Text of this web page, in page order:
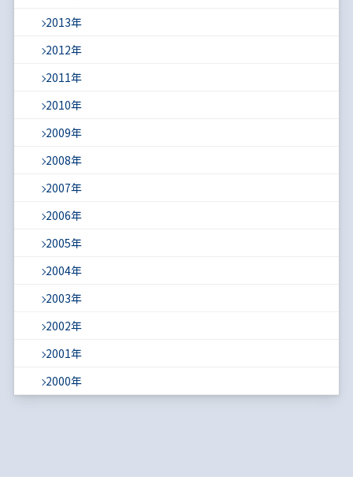
2013年
2012年
2011年
2010年
2009年
2008年
2007年
2006年
2005年
2004年
2003年
2002年
2001年
2000年